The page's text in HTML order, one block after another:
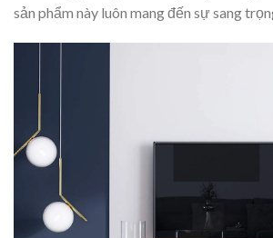
sản phẩm này luôn mang đến sự sang